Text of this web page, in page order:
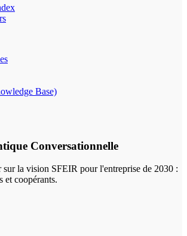
Base)
Conversationnelle
sur la vision SFEIR pour l'entreprise de 2030 :
et coopérants.